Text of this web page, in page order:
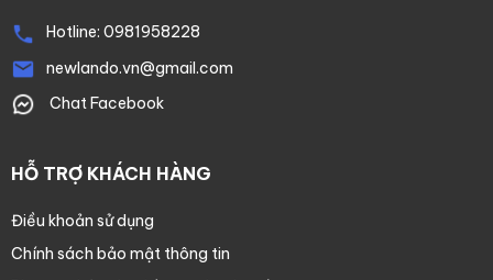
Hotline: 0981958228
newlando.vn@gmail.com
Chat Facebook
HỖ TRỢ KHÁCH HÀNG
Điều khoản sử dụng
Chính sách bảo mật thông tin